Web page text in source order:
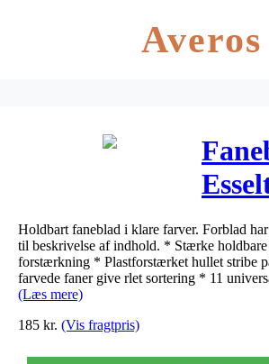
Averos
A4
Holdbart faneblad i klare farver. Forblad
til beskrivelse af indhold. * Stærke
forstærkning * Plastforstærket hullet stribe
farvede faner give rlet sortering * 11
(Læs mere)
185 kr. (Vis fragtpris)